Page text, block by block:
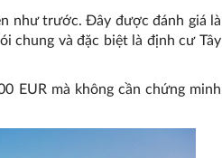
như trước. Đây được đánh giá là
chung và đặc biệt là định cư Tây
EUR mà không cần chứng minh